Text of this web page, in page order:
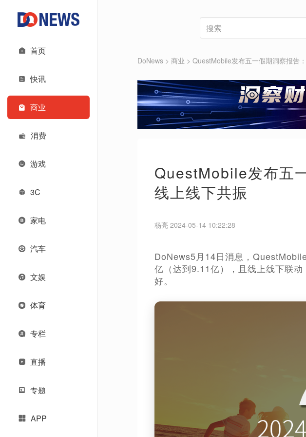
首页
快讯
商业
消费
游戏
3C
家电
汽车
文娱
体育
专栏
直播
专题
APP
DoNews > 商业 > QuestMobile发布五一假期洞察报告
QuestMobile发布五
线上线下共振
杨亮 2024-05-14 10:22:28
DoNews5月14日消息，
亿（达到9.11亿），且线上线下联
好。